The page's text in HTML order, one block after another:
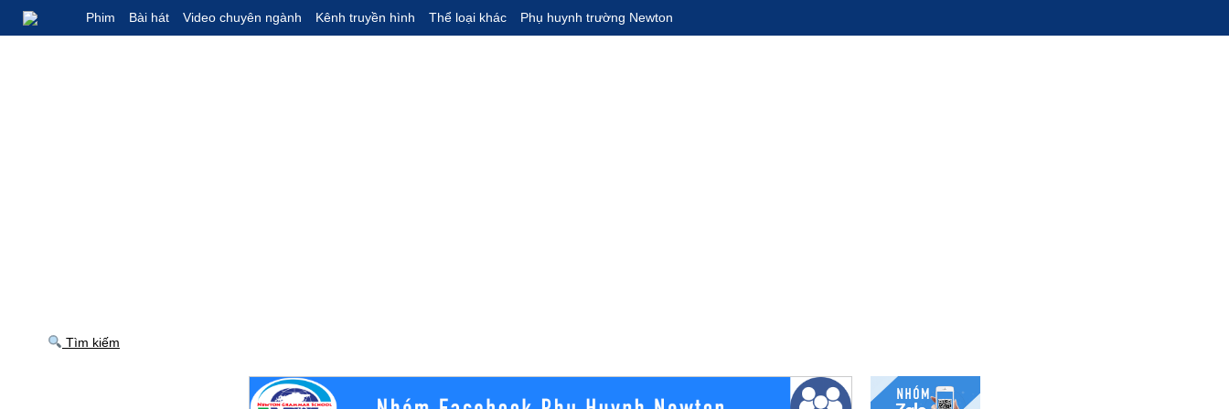
Phim Bài hát Video chuyên ngành Kênh truyền hình Thể loại khác Phụ huynh trường Newton
Tìm kiếm